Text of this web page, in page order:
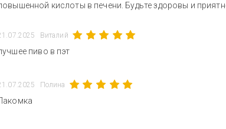
кислоты в печени. Будьте здоровы и
Виталий
пиво в пэт
Полина